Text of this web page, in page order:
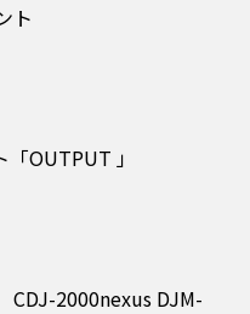
ト
OUTPUT 」
2000nexus DJM-